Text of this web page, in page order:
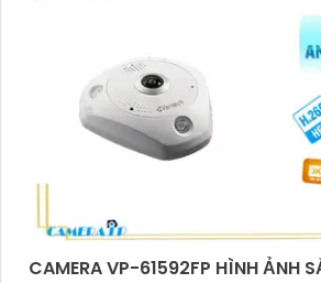
CAMERA VP-61592FP HÌNH ẢNH